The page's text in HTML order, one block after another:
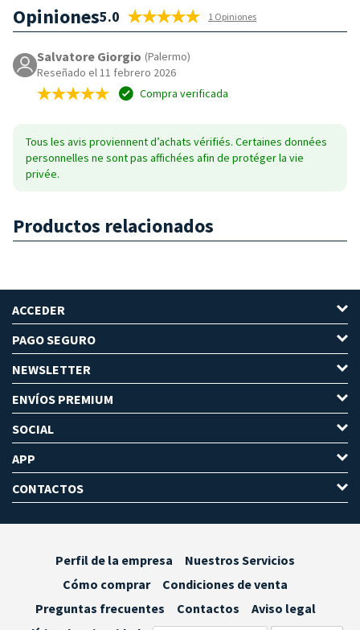
Opiniones5.0 1 Opiniones
Salvatore Giorgio (Palermo)
Reseñado el 11 febrero 2026
Compra verificada
Tous les avis proviennent d’achats vérifiés. Certaines données
personnelles ne sont pas affichées afin de protéger la vie
privée.
Productos relacionados
ACCEDER
PAGO SEGURO
NEWSLETTER
ENVÍOS PREMIUM
SOCIAL
APP
CONTACTOS
Perfil de la empresa
Nuestros Servicios
Cómo comprar
Condiciones de venta
Preguntas frecuentes
Contactos
Aviso legal